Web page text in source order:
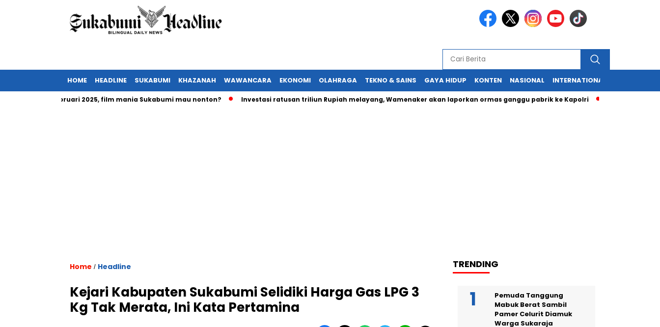
HOME HEADLINE SUKABUMI KHAZANAH WAWANCARA EKONOMI OLAHRAGA TEKNO & SAINS GAYA HIDUP KONTEN NASIONAL INTERNATIONAL
Februari 2025, film mania Sukabumi mau nonton? Investasi ratusan triliun Rupiah melayang, Wamenaker akan laporkan ormas ganggu pabrik ke Kapolri Cabup dan Cawali
Home / Headline
Kejari Kabupaten Sukabumi Selidiki Harga Gas LPG 3
Kg Tak Merata, Ini Kata Pertamina
TRENDING
Pemuda Tanggung
Mabuk Berat Sambil
Pamer Celurit Diamuk
Warga Sukaraja